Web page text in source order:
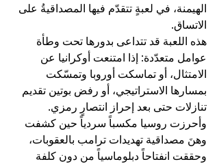
الهيمنة، في لعبةٍ تتقدّم فيها المصداقيةُ على
الاتساق.
هذه اللعبة قد تتداعى بدورها تحت وطأة
عوامل متعدّدة: إذا امتنعت أوكرانيا عن
الامتثال، أو تماسكت أوروبا وتمسّكت
بمسارها الاستراتيجي، أو رفض بوتين تقديم
تنازلات حتى بعد إحراز انتصارٍ رمزي.
وأحرزت روسيا مكسباً سردياً حين كشفت
وهنَ مصداقية تهديدات ترامب بالعقوبات،
وحققت انفتاحاً دبلوماسياً من دون كلفة